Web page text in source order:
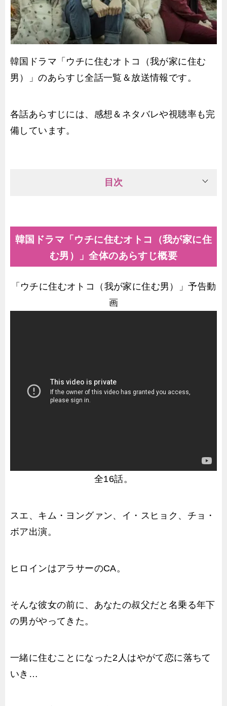
韓国ドラマ「ウチに住むオトコ（我が家に住む
男）」のあらすじ全話一覧＆放送情報です。
各話あらすじには、感想＆ネタバレや視聴率も完
備しています。
目次
韓国ドラマ「ウチに住むオトコ（我が家に住
む男）」全体のあらすじ概要
「ウチに住むオトコ（我が家に住む男）」予告動
画
全16話。
スエ、キム・ヨングァン、イ・スヒョク、チョ・
ボア出演。
ヒロインはアラサーのCA。
そんな彼女の前に、あなたの叔父だと名乗る年下
の男がやってきた。
一緒に住むことになった2人はやがて恋に落ちて
いき…